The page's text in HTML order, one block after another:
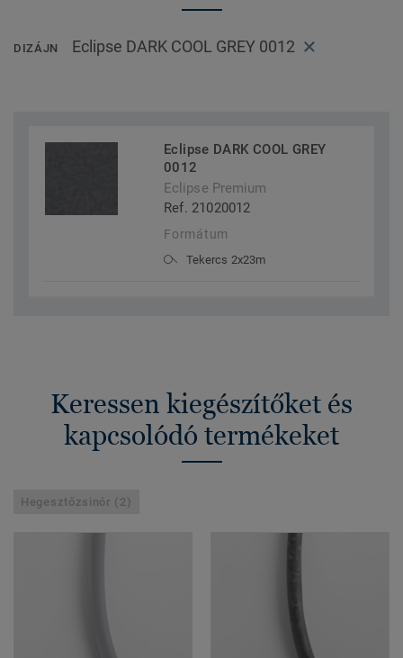
DIZÁJN Eclipse DARK COOL GREY 0012
Eclipse DARK COOL GREY
0012
Eclipse Premium
Ref. 21020012
Formátum
Tekercs 2x23m
Keressen kiegészítőket és
kapcsolódó termékeket
Hegesztőzsinór (2)